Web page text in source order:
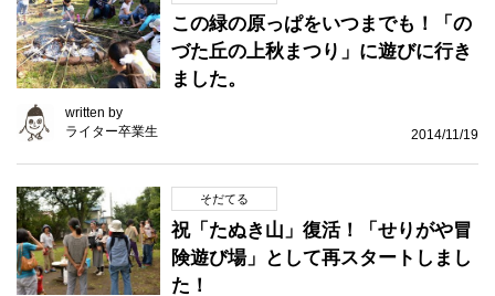
この緑の原っぱをいつまでも！「の
づた丘の上秋まつり」に遊びに行き
ました。
written by
ライター卒業生
2014/11/19
そだてる
祝「たぬき山」復活！「せりがや冒
険遊び場」として再スタートしまし
た！